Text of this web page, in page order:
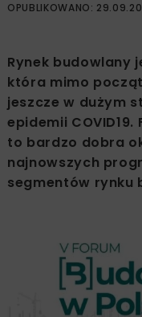
OPUBLIKOWANO:
Rynek budowlany
która mimo
jeszcze w dużym
epidemii
to bardzo dobra
najnowszych
segmentów rynku